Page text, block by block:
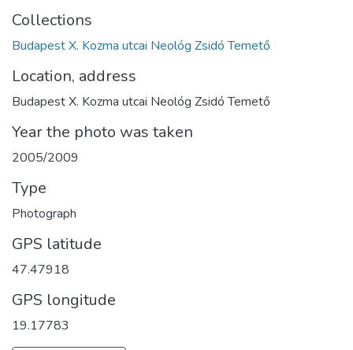
Collections
Budapest X. Kozma utcai Neológ Zsidó Temető
Location, address
Budapest X. Kozma utcai Neológ Zsidó Temető
Year the photo was taken
2005/2009
Type
Photograph
GPS latitude
47.47918
GPS longitude
19.17783